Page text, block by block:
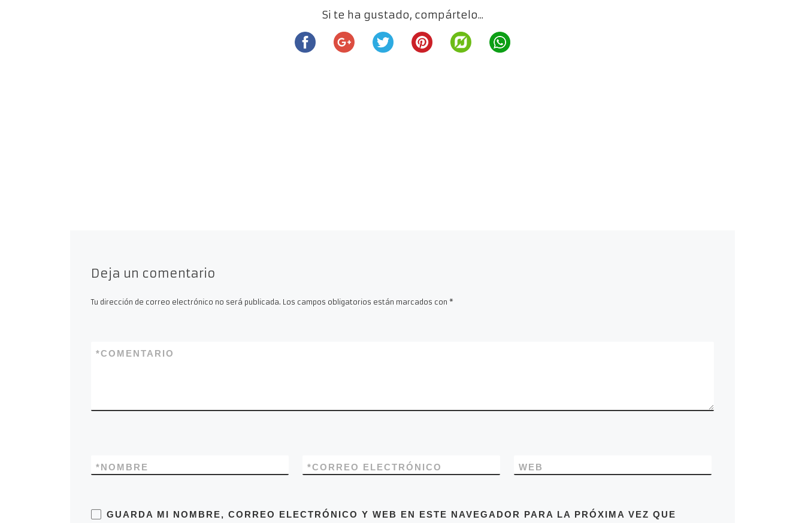
Si te ha gustado, compártelo...
Deja un comentario
Tu dirección de correo electrónico no será publicada. Los campos obligatorios están marcados con *
COMENTARIO
*
NOMBRE
* CORREO ELECTRÓNICO
* WEB
GUARDA MI NOMBRE, CORREO ELECTRÓNICO Y WEB EN ESTE NAVEGADOR PARA LA PRÓXIMA VEZ QUE